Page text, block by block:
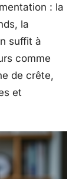
: la
la
suffit à
comme
de crête,
et